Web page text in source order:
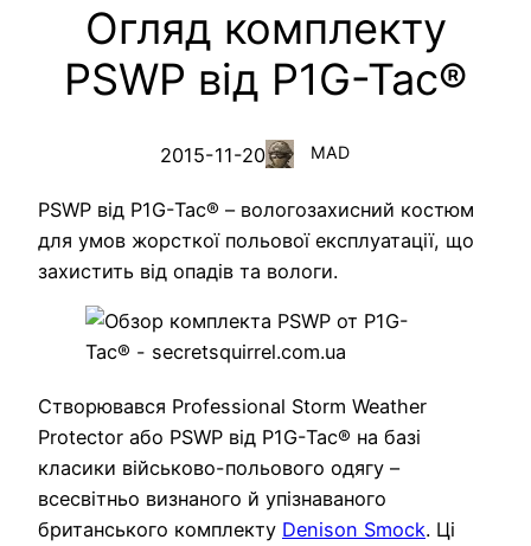
Огляд комплекту
PSWP від P1G-Tac®
2015-11-20 MAD
PSWP від P1G-Tac® – вологозахисний костюм
для умов жорсткої польової експлуатації, що
захистить від опадів та вологи.
Створювався Professional Storm Weather
Protector або PSWP від P1G-Tac® на базі
класики військово-польового одягу –
всесвітньо визнаного й упізнаваного
британського комплекту Denison Smock. Ці